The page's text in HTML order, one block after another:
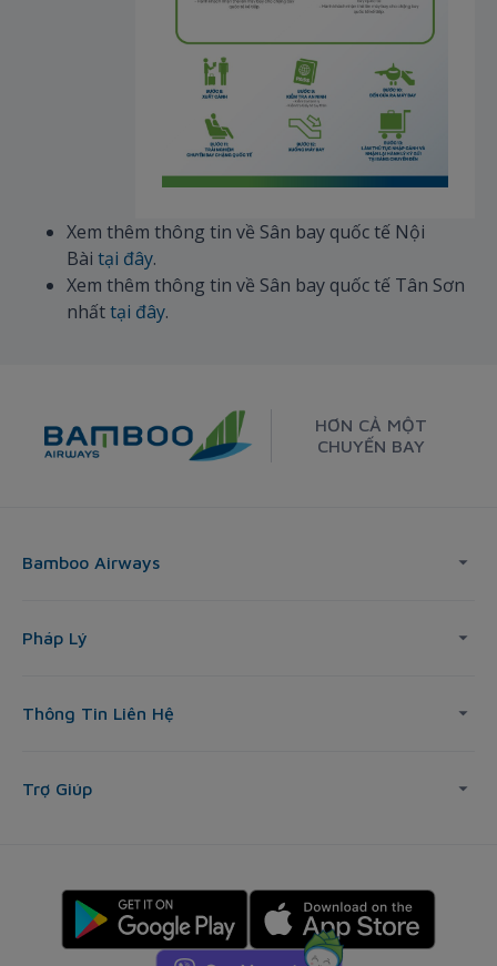
Xem thêm thông tin về Sân bay quốc tế Nội
Bài tại đây.
Xem thêm thông tin về Sân bay quốc tế Tân Sơn
nhấttại đây.
HƠN CẢ MỘT
CHUYẾN BAY
Bamboo Airways
Pháp Lý
Thông Tin Liên Hệ
Trợ Giúp